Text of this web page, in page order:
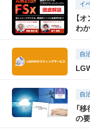
イ
【
わ
自
自
「
の